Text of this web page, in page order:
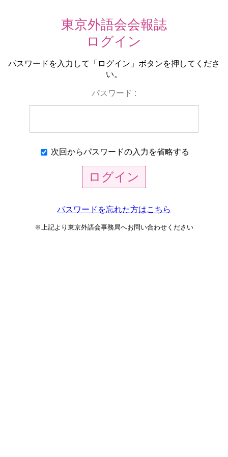
東京外語会会報誌
ログイン
パスワードを入力して「ログイン」ボタンを押してくださ
い。
パスワード :
次回からパスワードの入力を省略する
ログイン
パスワードを忘れた方はこちら
※上記より東京外語会事務局へお問い合わせください